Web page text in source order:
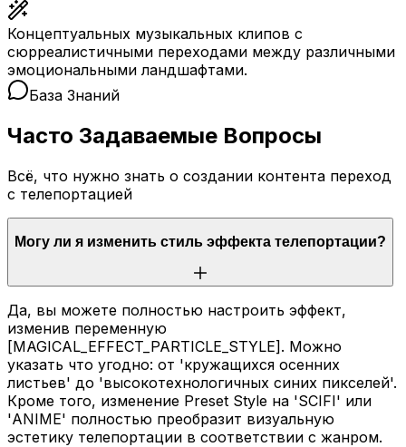
Концептуальных музыкальных клипов с
сюрреалистичными переходами между различными
эмоциональными ландшафтами.
База Знаний
Часто Задаваемые Вопросы
Всё, что нужно знать о создании контента переход
с телепортацией
Могу ли я изменить стиль эффекта телепортации?
Да, вы можете полностью настроить эффект,
изменив переменную
[MAGICAL_EFFECT_PARTICLE_STYLE]. Можно
указать что угодно: от 'кружащихся осенних
листьев' до 'высокотехнологичных синих пикселей'.
Кроме того, изменение Preset Style на 'SCIFI' или
'ANIME' полностью преобразит визуальную
эстетику телепортации в соответствии с жанром.